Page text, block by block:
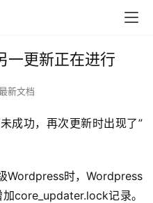
一更新正在进行
新文档
成功，再次更新时出现了”
Wordpress时，Wordpress
core_updater.lock记录。